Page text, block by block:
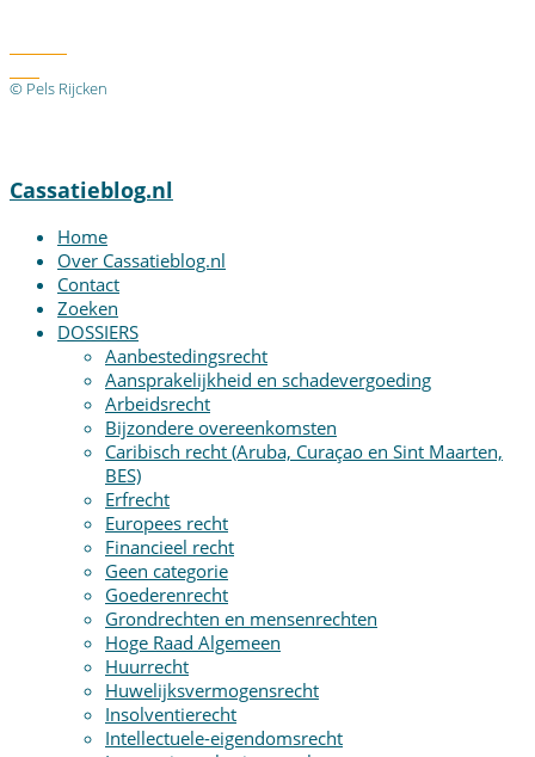
© Pels Rijcken
Cassatieblog.nl
Home
Over Cassatieblog.nl
Contact
Zoeken
DOSSIERS
Aanbestedingsrecht
Aansprakelijkheid en schadevergoeding
Arbeidsrecht
Bijzondere overeenkomsten
Caribisch recht (Aruba, Curaçao en Sint Maarten,
BES)
Erfrecht
Europees recht
Financieel recht
Geen categorie
Goederenrecht
Grondrechten en mensenrechten
Hoge Raad Algemeen
Huurrecht
Huwelijksvermogensrecht
Insolventierecht
Intellectuele-eigendomsrecht